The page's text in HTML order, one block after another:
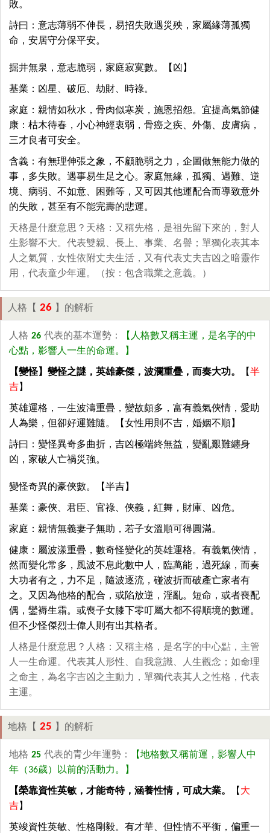
敗。
詩曰：意志薄弱不伸長，易招失敗遇災殃，家屬緣薄孤獨
命，安居守分保平安。
掘井無泉，意志脆弱，家庭寂寞數。【凶】
基業：凶星、破厄、劫財、時祿。
家庭：親情如秋水，骨肉似寒炭，施恩招怨。宜提高氣節健
康：枯木待春，小心神經衷弱，骨癌之疾、外傷、皮膚病，
三才良者可安全。
含義：有無理伸張之象，不顧脆弱之力，企圖做無能力做的
事，多失敗。遇事易生足之心。家庭無緣，孤獨、遇難、逆
境、病弱、不如意、困難等，又可因其他運配合而導致意外
的失敗，甚至有不能完壽的悲運。
天格是什麼意思？天格：又稱先格，是祖先留下來的，對人
生影響不大。代表雙親、長上、事業、名譽；單獨化表其本
人之氣質，女性依附丈夫生活，又有代表丈夫吉凶之暗靈作
用，代表童少年運。（按：包含職業之意義。）
人格【 26 】的解析
人格 26 代表的基本運勢：
【人格數又稱主運，是名字的中
心點，影響人一生的命運。】
【變怪】變怪之謎，英雄豪傑，波瀾重疊，而奏大功。 【半
吉】
英雄運格，一生波濤重疊，變故頗多，富有義氣俠情，愛助
人為樂，但卻好運難隨。【女性用則不吉，婚姻不順】
詩曰：變怪異奇多曲折，吉凶極端終無益，變亂艱難纏身
凶，家破人亡禍災強。
變怪奇異的豪俠數。【半吉】
基業：豪俠、君臣、官祿、俠義，紅舞，財庫、凶危。
家庭：親情無義妻子無助，若子女溫順可得圓滿。
健康：屬波漾重疊，數奇怪變化的英雄運格。有義氣俠情，
然而變化常多，風波不息此數中人，臨萬能，過死線，而奏
大功者有之，力不足，隨波逐流，碰波折而破產亡家者有
之。又因為他格的配合，或陷放逆，淫亂。短命，或者喪配
偶，鑾褥生霜。或喪子女膝下零叮屬大都不得順境的數運。
但不少怪傑烈士偉人則有出其格者。
人格是什麼意思？人格：又稱主格，是名字的中心點，主管
人一生命運。代表其人形性、自我意識、人生觀念；如命理
之命主，為名字吉凶之主動力，單獨代表其人之性格，代表
主運。
地格【 25 】的解析
地格 25 代表的青少年運勢：
【地格數又稱前運，影響人中
年（36歲）以前的活動力。】
【榮靠資性英敏，才能奇特，涵養性情，可成大業。 【 大
吉】
英竣資性英敏、性格剛毅。有才華、但性情不平衡，偏重一